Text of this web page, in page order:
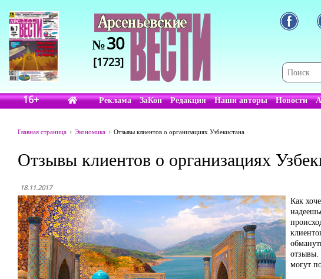
№30
[1723]
16+ Реклама ЗаКон Редакция Наши авторы Новости
Главная страница Экономика Отзывы клиентов о организациях Узбекистана
Отзывы клиентов о организациях
18.11.2017
Как
отзывы.
могут